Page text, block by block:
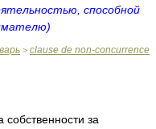
способной
> clause de non-concurrence
собственности за